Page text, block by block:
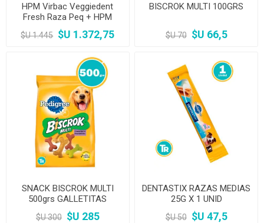
HPM Virbac Veggiedent
Fresh Raza Peq + HPM
Virbac Veggiedent Fresh
Raza Grande
$U 1.445 $U 1.372,75
BISCROK MULTI 100GRS
$U 70 $U 66,5
SNACK BISCROK MULTI
500grs GALLETITAS
$U 300 $U 285
DENTASTIX RAZAS MEDIAS
25G X 1 UNID
$U 50 $U 47,5